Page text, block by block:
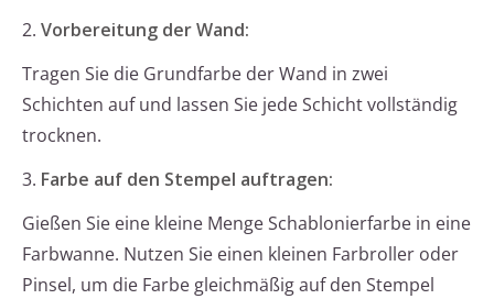
2. Vorbereitung der Wand:
Tragen Sie die Grundfarbe der Wand in zwei
Schichten auf und lassen Sie jede Schicht vollständig
trocknen.
3. Farbe auf den Stempel auftragen:
Gießen Sie eine kleine Menge Schablonierfarbe in eine
Farbwanne. Nutzen Sie einen kleinen Farbroller oder
Pinsel, um die Farbe gleichmäßig auf den Stempel